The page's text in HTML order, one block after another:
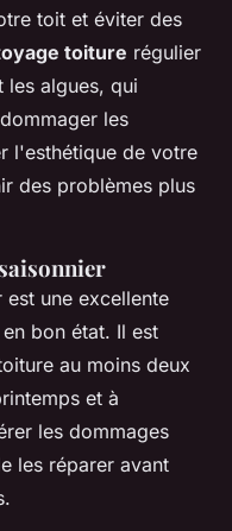
toit et éviter des
toiture régulier
les algues, qui
les
l'esthétique de votre
des problèmes plus
est une excellente
bon état. Il est
au moins deux
et à
les dommages
les réparer avant